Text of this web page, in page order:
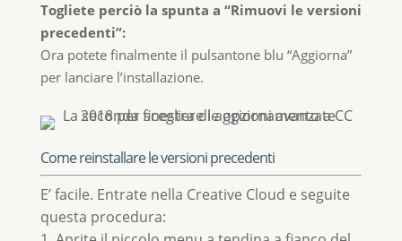
Togliete perciò la spunta a “Rimuovi le versioni
precedenti”:
Ora potete finalmente il pulsantone blu “Aggiorna”
per lanciare l’installazione.
Come reinstallare le versioni precedenti
E’ facile. Entrate nella Creative Cloud e seguite
questa procedura: